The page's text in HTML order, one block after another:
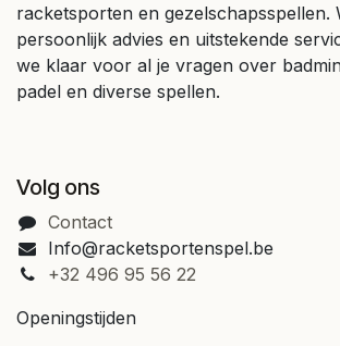
racketsporten en gezelschapsspellen.
persoonlijk advies en uitstekende
we klaar voor al je vragen over
padel en diverse spellen.
Volg ons
Contact
Info@racketsportenspel.be
+32 496 95 56 22
Openingstijden